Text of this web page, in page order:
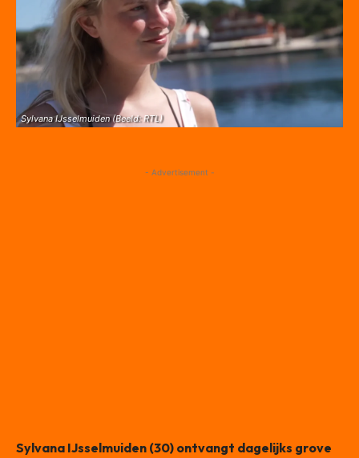
Sylvana IJsselmuiden (Beeld: RTL)
- Advertisement -
Sylvana IJsselmuiden (30) ontvangt dagelijks grove